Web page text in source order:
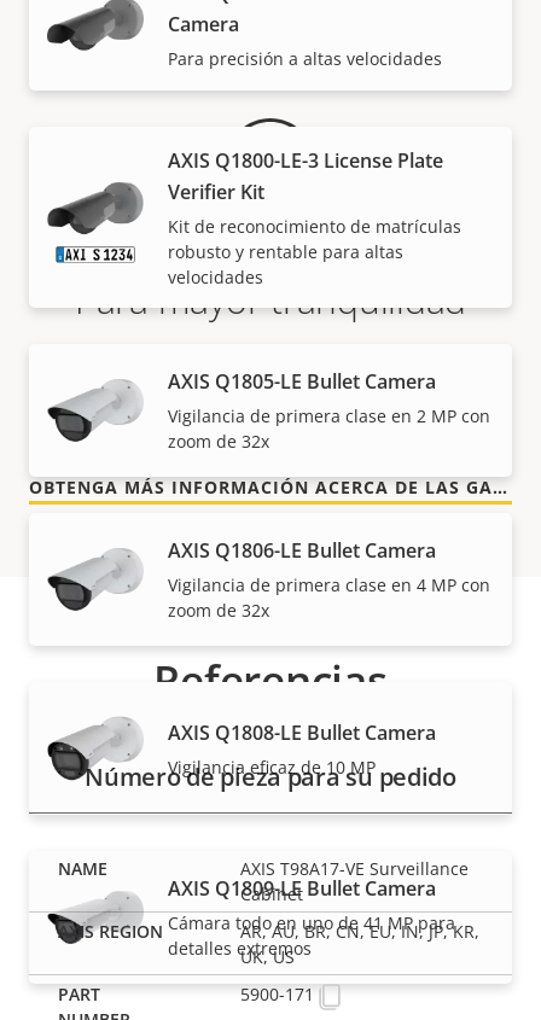
Camera
Para precisión a altas velocidades
AXIS Q1800-LE-3 License Plate
Verifier Kit
Kit de reconocimiento de matrículas
robusto y rentable para altas
velocidades
AXIS Q1805-LE Bullet Camera
Vigilancia de primera clase en 2 MP con
zoom de 32x
AXIS Q1806-LE Bullet Camera
Vigilancia de primera clase en 4 MP con
zoom de 32x
AXIS Q1808-LE Bullet Camera
Vigilancia eficaz de 10 MP
AXIS Q1809-LE Bullet Camera
Cámara todo en uno de 41 MP para
detalles extremos
Garantía
Para mayor tranquilidad
clientes un uso sin preocupaciones y un control de
los costes.
OBTENGA MÁS INFORMACIÓN ACERCA DE LAS GARANTÍAS DE AXIS
Referencias
Número de pieza para su pedido
AXIS T98A17-VE Surveillance
Cabinet
AR, AU, BR, CN, EU, IN, JP, KR,
UK, US
5900-171